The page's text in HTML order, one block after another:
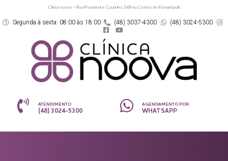
Clínica noova – Rua Presidente Coutinho, 348 no Centro de Florianópolis
Segunda à sexta: 08:00 às 18:00 (48) 3037-4300 (48) 3024-5300
ATENDIMENTO
(48) 3024-5300
AGENDAMENTO POR
WHATSAPP